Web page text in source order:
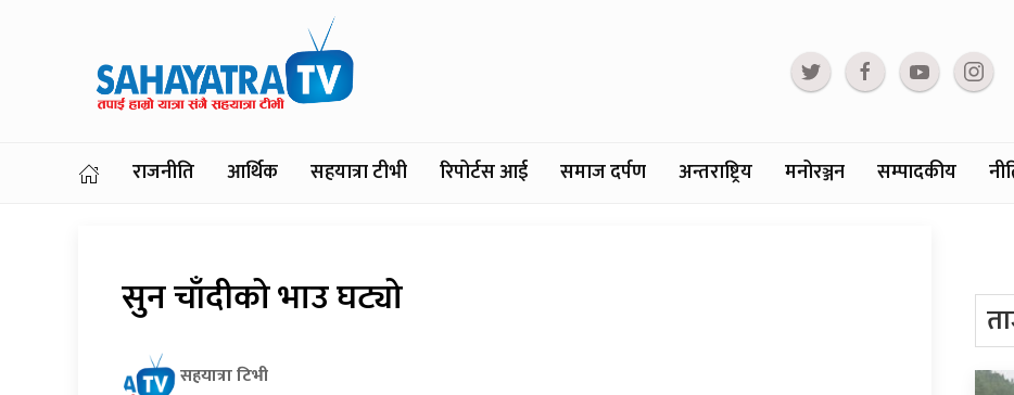
राजनीति आर्थिक सहयात्रा टीभी रिपोर्टस आई समाज दर्पण अन्तराष्ट्रिय मनोरञ्जन सम्पादकीय
सुन चाँदीको भाउ घट्यो
सहयात्रा टिभी